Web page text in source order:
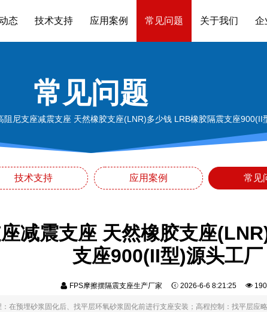
态 技术支持 应用案例 常见问题 关于我们 企
常见问题
阻尼支座减震支座 天然橡胶支座(LNR)多少钱 LRB橡胶隔震支座900(II
技术支持 应用案例 常见
减震支座 天然橡胶支座
支座900(II型)源头工厂
FPS摩擦摆隔震支座生产厂家 2026-6-6 8:21:25
在预埋砂浆固化后、找平层环氧砂浆固化前进行支座安装；高程控制：找平层应